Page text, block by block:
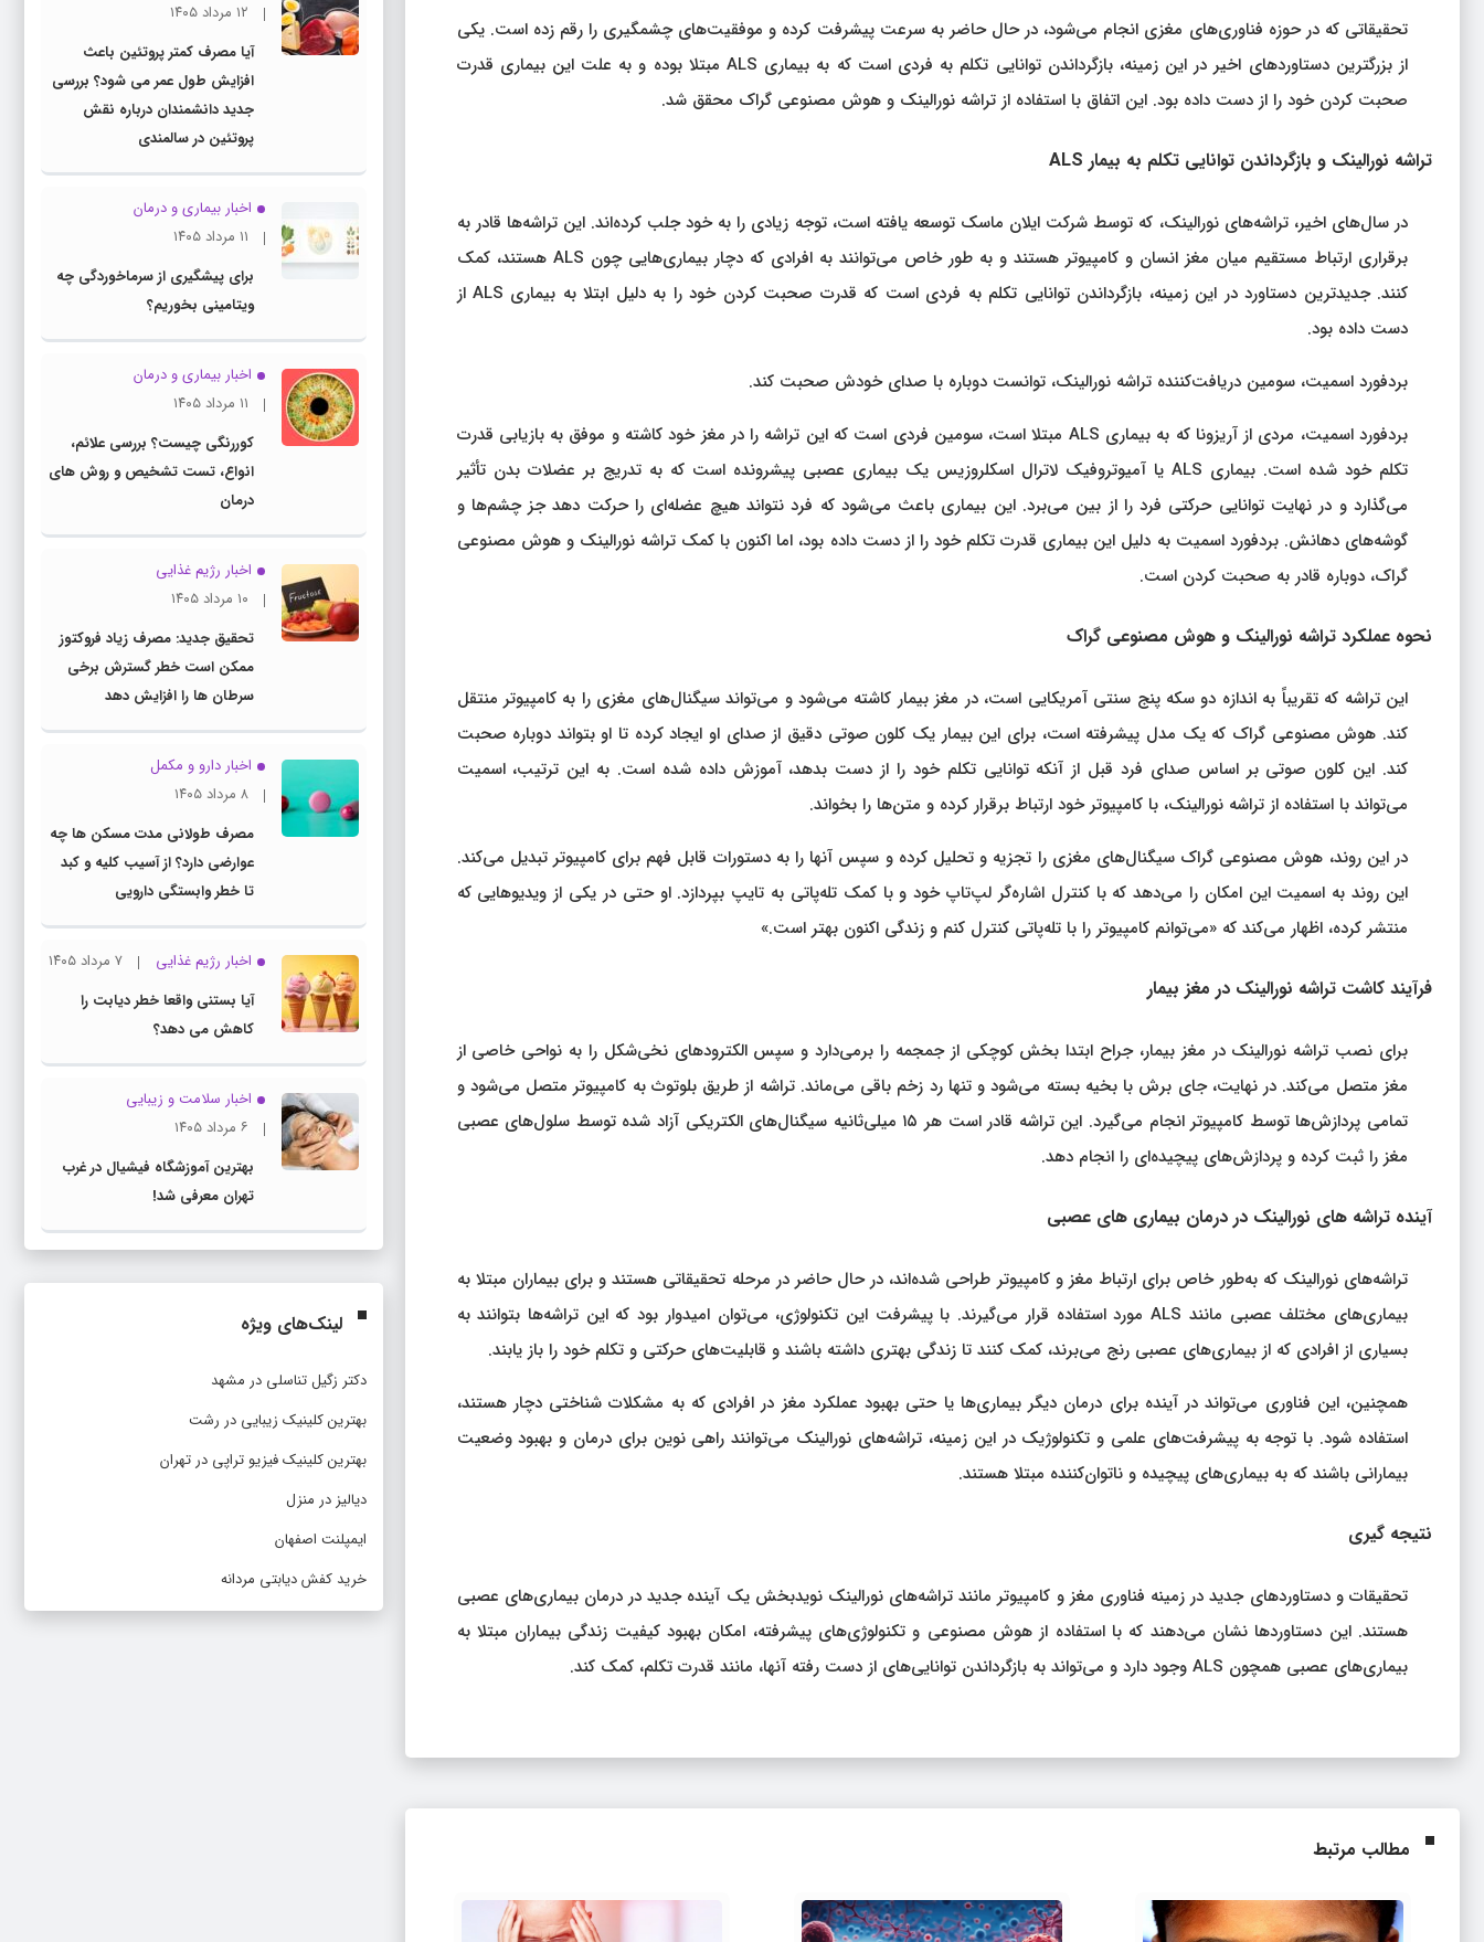
تحقیقاتی که در حوزه فناوری‌های مغزی انجام می‌شود، در حال حاضر به سرعت پیشرفت کرده و موفقیت‌های چشمگیری را رقم زده است. یکی
از بزرگترین دستاوردهای اخیر در این زمینه، بازگرداندن توانایی تکلم به فردی است که به بیماری ALS مبتلا بوده و به علت این بیماری قدرت
صحبت کردن خود را از دست داده بود. این اتفاق با استفاده از تراشه نورالینک و هوش مصنوعی گراک محقق شد.
تراشه نورالینک و بازگرداندن توانایی تکلم به بیمار ALS
در سال‌های اخیر، تراشه‌های نورالینک، که توسط شرکت ایلان ماسک توسعه یافته است، توجه زیادی را به خود جلب کرده‌اند. این تراشه‌ها قادر به
برقراری ارتباط مستقیم میان مغز انسان و کامپیوتر هستند و به طور خاص می‌توانند به افرادی که دچار بیماری‌هایی چون ALS هستند، کمک
کنند. جدیدترین دستاورد در این زمینه، بازگرداندن توانایی تکلم به فردی است که قدرت صحبت کردن خود را به دلیل ابتلا به بیماری ALS از
دست داده بود.
بردفورد اسمیت، سومین دریافت‌کننده تراشه نورالینک، توانست دوباره با صدای خودش صحبت کند.
بردفورد اسمیت، مردی از آریزونا که به بیماری ALS مبتلا است، سومین فردی است که این تراشه را در مغز خود کاشته و موفق به بازیابی قدرت
تکلم خود شده است. بیماری ALS یا آمیوتروفیک لاترال اسکلروزیس یک بیماری عصبی پیشرونده است که به تدریج بر عضلات بدن تأثیر
می‌گذارد و در نهایت توانایی حرکتی فرد را از بین می‌برد. این بیماری باعث می‌شود که فرد نتواند هیچ عضله‌ای را حرکت دهد جز چشم‌ها و
گوشه‌های دهانش. بردفورد اسمیت به دلیل این بیماری قدرت تکلم خود را از دست داده بود، اما اکنون با کمک تراشه نورالینک و هوش مصنوعی
گراک، دوباره قادر به صحبت کردن است.
نحوه عملکرد تراشه نورالینک و هوش مصنوعی گراک
این تراشه که تقریباً به اندازه دو سکه پنج سنتی آمریکایی است، در مغز بیمار کاشته می‌شود و می‌تواند سیگنال‌های مغزی را به کامپیوتر منتقل
کند. هوش مصنوعی گراک که یک مدل پیشرفته است، برای این بیمار یک کلون صوتی دقیق از صدای او ایجاد کرده تا او بتواند دوباره صحبت
کند. این کلون صوتی بر اساس صدای فرد قبل از آنکه توانایی تکلم خود را از دست بدهد، آموزش داده شده است. به این ترتیب، اسمیت
می‌تواند با استفاده از تراشه نورالینک، با کامپیوتر خود ارتباط برقرار کرده و متن‌ها را بخواند.
در این روند، هوش مصنوعی گراک سیگنال‌های مغزی را تجزیه و تحلیل کرده و سپس آنها را به دستورات قابل فهم برای کامپیوتر تبدیل می‌کند.
این روند به اسمیت این امکان را می‌دهد که با کنترل اشاره‌گر لپ‌تاپ خود و با کمک تله‌پاتی به تایپ بپردازد. او حتی در یکی از ویدیوهایی که
منتشر کرده، اظهار می‌کند که «می‌توانم کامپیوتر را با تله‌پاتی کنترل کنم و زندگی اکنون بهتر است.»
فرآیند کاشت تراشه نورالینک در مغز بیمار
برای نصب تراشه نورالینک در مغز بیمار، جراح ابتدا بخش کوچکی از جمجمه را برمی‌دارد و سپس الکترودهای نخی‌شکل را به نواحی خاصی از
مغز متصل می‌کند. در نهایت، جای برش با بخیه بسته می‌شود و تنها رد زخم باقی می‌ماند. تراشه از طریق بلوتوث به کامپیوتر متصل می‌شود و
تمامی پردازش‌ها توسط کامپیوتر انجام می‌گیرد. این تراشه قادر است هر ۱۵ میلی‌ثانیه سیگنال‌های الکتریکی آزاد شده توسط سلول‌های عصبی
مغز را ثبت کرده و پردازش‌های پیچیده‌ای را انجام دهد.
آینده تراشه‌ های نورالینک در درمان بیماری‌ های عصبی
تراشه‌های نورالینک که به‌طور خاص برای ارتباط مغز و کامپیوتر طراحی شده‌اند، در حال حاضر در مرحله تحقیقاتی هستند و برای بیماران مبتلا به
بیماری‌های مختلف عصبی مانند ALS مورد استفاده قرار می‌گیرند. با پیشرفت این تکنولوژی، می‌توان امیدوار بود که این تراشه‌ها بتوانند به
بسیاری از افرادی که از بیماری‌های عصبی رنج می‌برند، کمک کنند تا زندگی بهتری داشته باشند و قابلیت‌های حرکتی و تکلم خود را باز یابند.
همچنین، این فناوری می‌تواند در آینده برای درمان دیگر بیماری‌ها یا حتی بهبود عملکرد مغز در افرادی که به مشکلات شناختی دچار هستند،
استفاده شود. با توجه به پیشرفت‌های علمی و تکنولوژیک در این زمینه، تراشه‌های نورالینک می‌توانند راهی نوین برای درمان و بهبود وضعیت
بیمارانی باشند که به بیماری‌های پیچیده و ناتوان‌کننده مبتلا هستند.
نتیجه‌ گیری
تحقیقات و دستاوردهای جدید در زمینه فناوری مغز و کامپیوتر مانند تراشه‌های نورالینک نویدبخش یک آینده جدید در درمان بیماری‌های عصبی
هستند. این دستاوردها نشان می‌دهند که با استفاده از هوش مصنوعی و تکنولوژی‌های پیشرفته، امکان بهبود کیفیت زندگی بیماران مبتلا به
بیماری‌های عصبی همچون ALS وجود دارد و می‌تواند به بازگرداندن توانایی‌های از دست رفته آنها، مانند قدرت تکلم، کمک کند.
مطالب مرتبط
۱۲ مرداد ۱۴۰۵
آیا مصرف کمتر پروتئین باعث
افزایش طول عمر می شود؟ بررسی
جدید دانشمندان درباره نقش
پروتئین در سالمندی
اخبار بیماری و درمان
۱۱ مرداد ۱۴۰۵
برای پیشگیری از سرماخوردگی چه
ویتامینی بخوریم؟
اخبار بیماری و درمان
۱۱ مرداد ۱۴۰۵
کوررنگی چیست؟ بررسی علائم،
انواع، تست تشخیص و روش های
درمان
اخبار رژیم غذایی
۱۰ مرداد ۱۴۰۵
تحقیق جدید: مصرف زیاد فروکتوز
ممکن است خطر گسترش برخی
سرطان ها را افزایش دهد
اخبار دارو و مکمل
۸ مرداد ۱۴۰۵
مصرف طولانی مدت مسکن ها چه
عوارضی دارد؟ از آسیب کلیه و کبد
تا خطر وابستگی دارویی
اخبار رژیم غذایی
۷ مرداد ۱۴۰۵
آیا بستنی واقعا خطر دیابت را
کاهش می دهد؟
اخبار سلامت و زیبایی
۶ مرداد ۱۴۰۵
بهترین آموزشگاه فیشیال در غرب
تهران معرفی شد!
لینک‌های ویژه
دکتر زگیل تناسلی در مشهد
بهترین کلینیک زیبایی در رشت
بهترین کلینیک فیزیو تراپی در تهران
دیالیز در منزل
ایمپلنت اصفهان
خرید کفش دیابتی مردانه